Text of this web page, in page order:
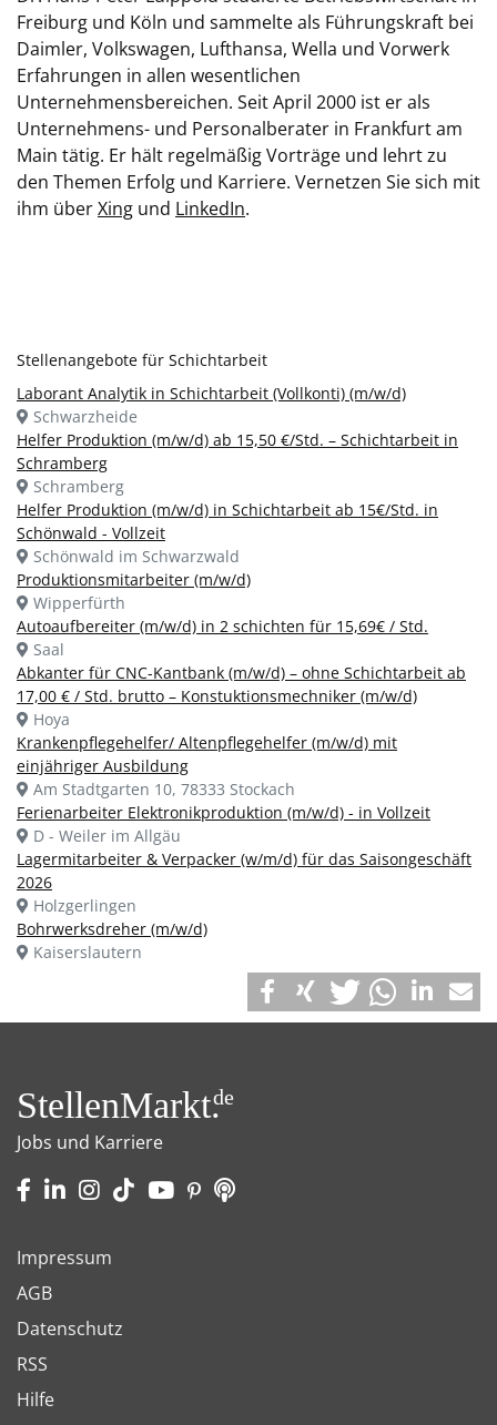
Freiburg und Köln und sammelte als Führungskraft bei
Daimler, Volkswagen, Lufthansa, Wella und Vorwerk
Erfahrungen in allen wesentlichen
Unternehmensbereichen. Seit April 2000 ist er als
Unternehmens- und Personalberater in Frankfurt am
Main tätig. Er hält regelmäßig Vorträge und lehrt zu
den Themen Erfolg und Karriere. Vernetzen Sie sich mit
ihm überXing und LinkedIn.
Stellenangebote für Schichtarbeit
Laborant Analytik in Schichtarbeit (Vollkonti) (m/w/d)
Schwarzheide
Helfer Produktion (m/w/d) ab 15,50 €/Std. – Schichtarbeit in
Schramberg
Schramberg
Helfer Produktion (m/w/d) in Schichtarbeit ab 15€/Std. in
Schönwald - Vollzeit
Schönwald im Schwarzwald
Produktionsmitarbeiter (m/w/d)
Wipperfürth
Autoaufbereiter (m/w/d) in 2 schichten für 15,69€ / Std.
Saal
Abkanter für CNC-Kantbank (m/w/d) – ohne Schichtarbeit ab
17,00 € / Std. brutto – Konstuktionsmechniker (m/w/d)
Hoya
Krankenpflegehelfer/ Altenpflegehelfer (m/w/d) mit
einjähriger Ausbildung
Am Stadtgarten 10, 78333 Stockach
Ferienarbeiter Elektronikproduktion (m/w/d) - in Vollzeit
D - Weiler im Allgäu
Lagermitarbeiter & Verpacker (w/m/d) für das Saisongeschäft
2026
Holzgerlingen
Bohrwerksdreher (m/w/d)
Kaiserslautern
StellenMarkt.de
Jobs und Karriere
Impressum
AGB
Datenschutz
RSS
Hilfe